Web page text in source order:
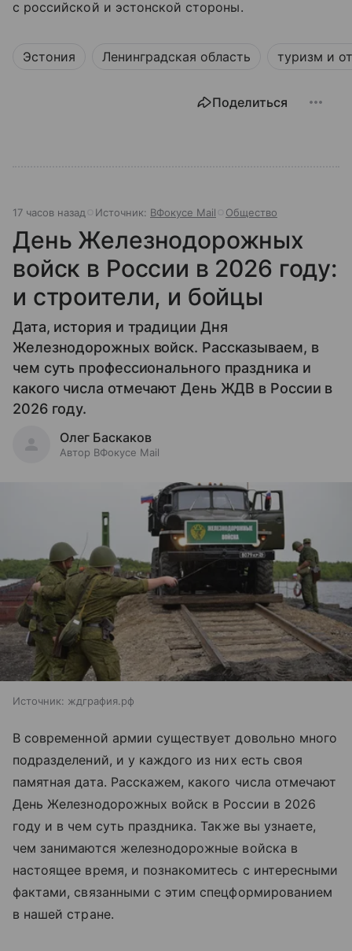
с российской и эстонской стороны.
Эстония Ленинградская область туризм и
Поделиться
17 часов назад Источник: ВФокусе Mail Общество
День Железнодорожных
войск в России в 2026 году:
и строители, и бойцы
Дата, история и традиции Дня
Железнодорожных войск. Рассказываем, в
чем суть профессионального праздника и
какого числа отмечают День ЖДВ в России в
2026 году.
Олег Баскаков
Автор ВФокусе Mail
Источник: ждграфия.рф
В современной армии существует довольно много
подразделений, и у каждого из них есть своя
памятная дата. Расскажем, какого числа отмечают
День Железнодорожных войск в России в 2026
году и в чем суть праздника. Также вы узнаете,
чем занимаются железнодорожные войска в
настоящее время, и познакомитесь с интересными
фактами, связанными с этим спецформированием
в нашей стране.